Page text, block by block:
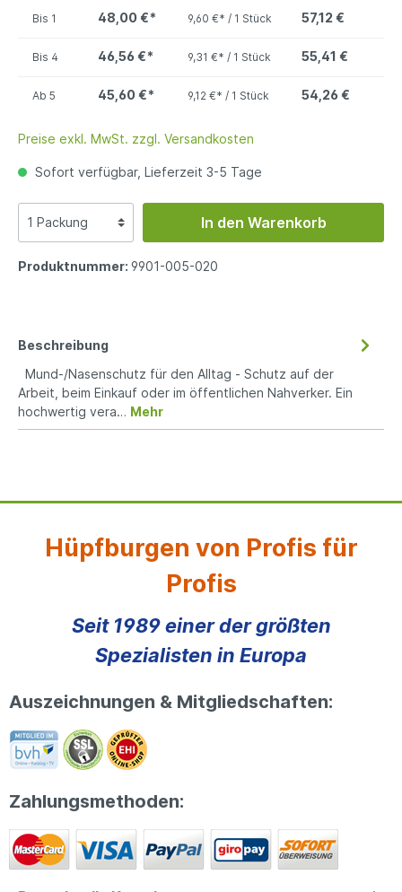
Bis 1 48,00 €* 9,60 €* / 1 Stück 57,12 €
Bis 4 46,56 €* 9,31 €* / 1 Stück 55,41 €
Ab 5 45,60 €* 9,12 €* / 1 Stück 54,26 €
Preise exkl. MwSt. zzgl. Versandkosten
Sofort verfügbar, Lieferzeit 3-5 Tage
In den Warenkorb
Produktnummer: 9901-005-020
Beschreibung
Mund-/Nasenschutz für den Alltag - Schutz auf der
Arbeit, beim Einkauf oder im öffentlichen Nahverker. Ein
hochwertig vera… Mehr
Hüpfburgen von Profis für
Profis
Seit 1989 einer der größten
Spezialisten in Europa
Auszeichnungen & Mitgliedschaften:
Zahlungsmethoden: